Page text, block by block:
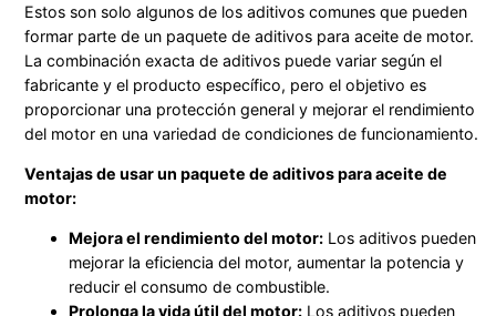
Estos son solo algunos de los aditivos comunes que pueden
formar parte de un paquete de aditivos para aceite de motor.
La combinación exacta de aditivos puede variar según el
fabricante y el producto específico, pero el objetivo es
proporcionar una protección general y mejorar el rendimiento
del motor en una variedad de condiciones de funcionamiento.
Ventajas de usar un paquete de aditivos para aceite de
motor:
Mejora el rendimiento del motor: Los aditivos pueden
mejorar la eficiencia del motor, aumentar la potencia y
reducir el consumo de combustible.
Prolonga la vida útil del motor: Los aditivos pueden